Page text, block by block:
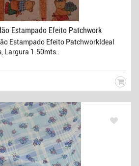
Estampado Efeito Patchwork
Estampado Efeito PatchworkIdeal
Largura 1.50mts..